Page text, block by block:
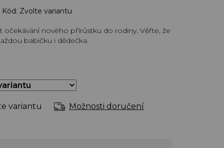
Kód: Zvolte variantu
variantu Možnosti doručení
očekávání nového přírůstku do rodiny. Věřte, že
babičku i dědečka.